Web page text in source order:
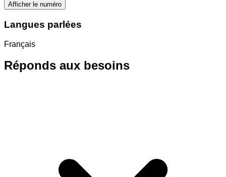
Afficher le numéro
Langues parlées
Français
Réponds aux besoins